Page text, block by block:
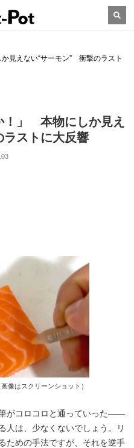
見えない“サーモン” 衝撃のラスト
！」 本物にしか見え
ストに大反響
像はスクリーンショット）
がコロコロと通っていった――
人は、少なくないでしょう。リ
ための手法ですが、それを逆手